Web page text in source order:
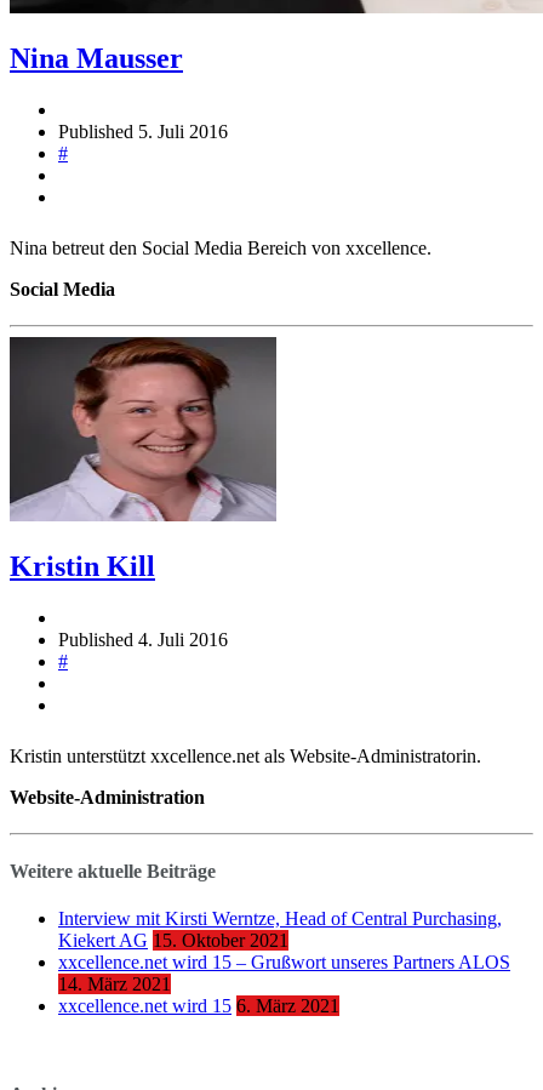
Nina Mausser
Published 5. Juli 2016
#
Nina betreut den Social Media Bereich von xxcellence.
Social Media
Kristin Kill
Published 4. Juli 2016
#
Kristin unterstützt xxcellence.net als Website-Administratorin.
Website-Administration
Weitere aktuelle Beiträge
Interview mit Kirsti Werntze, Head of Central Purchasing,
Kiekert AG 15. Oktober 2021
xxcellence.net wird 15 – Grußwort unseres Partners ALOS
14. März 2021
xxcellence.net wird 15 6. März 2021